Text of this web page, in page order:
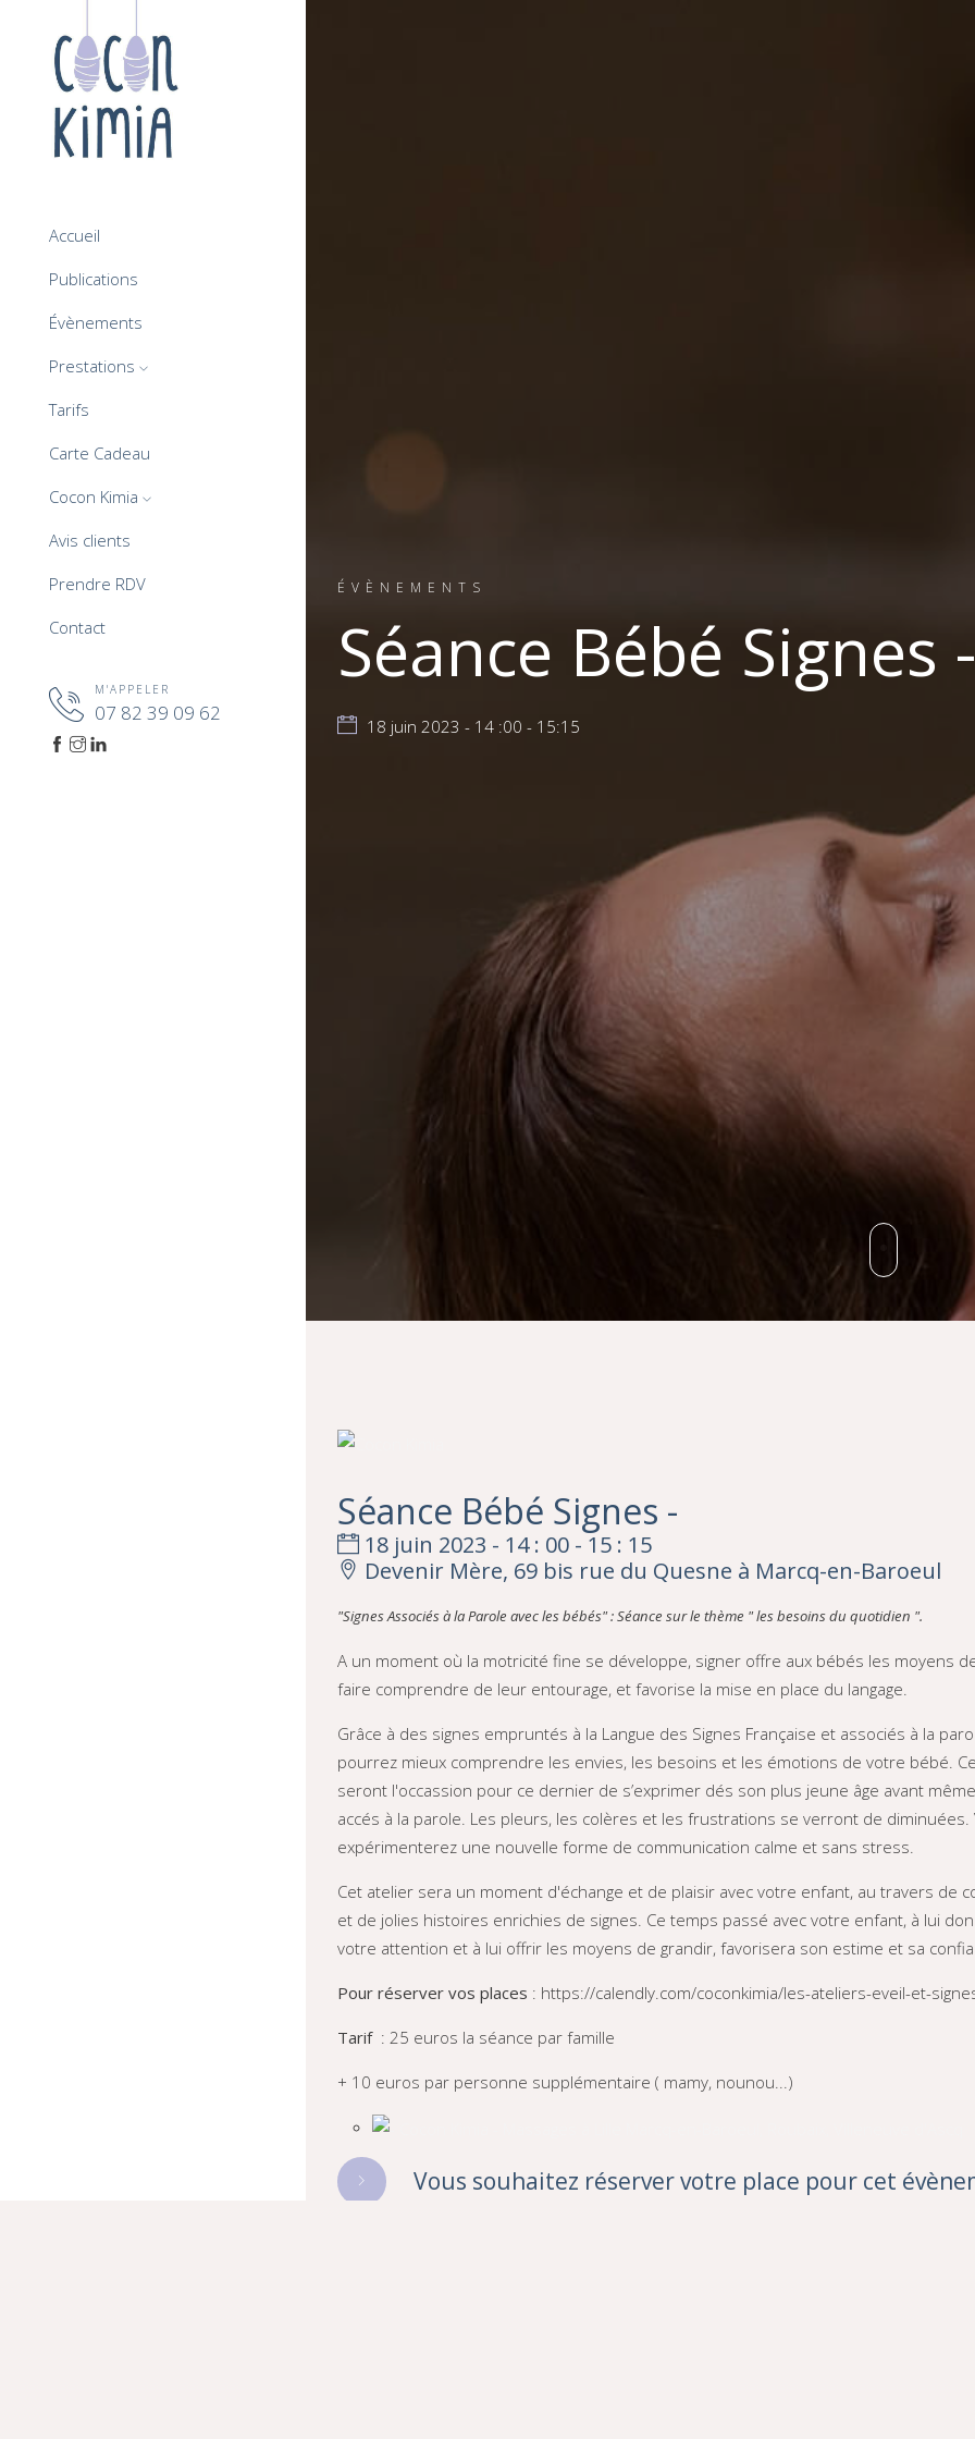
Accueil
Publications
Évènements
Prestations
Tarifs
Carte Cadeau
Cocon Kimia
Avis clients
Prendre RDV
Contact
M'APPELER
07 82 39 09 62
ÉVÈNEMENTS
Séance Bébé Signes -
18 juin 2023 - 14 :00 - 15:15
Séance Bébé Signes -
18 juin 2023 - 14 : 00 - 15 : 15
Devenir Mère, 69 bis rue du Quesne à Marcq-en-Baroeul
"Signes Associés à la Parole avec les bébés" : Séance sur le thème " les besoins du quotidien ".
A un moment où la motricité fine se développe, signer offre aux bébés les moyens
faire comprendre de leur entourage, et favorise la mise en place du langage.
Grâce à des signes empruntés à la Langue des Signes Française et associés à la
pourrez mieux comprendre les envies, les besoins et les émotions de votre bébé.
seront l'occassion pour ce dernier de s’exprimer dés son plus jeune âge avant
accés à la parole. Les pleurs, les colères et les frustrations se verront de diminuées.
expérimenterez une nouvelle forme de communication calme et sans stress.
Cet atelier sera un moment d'échange et de plaisir avec votre enfant, au travers de
et de jolies histoires enrichies de signes. Ce temps passé avec votre enfant, à lui
votre attention et à lui offrir les moyens de grandir, favorisera son estime et sa
Pour réserver vos places : https://calendly.com/coconkimia/les-ateliers-eveil-et-
Tarif : 25 euros la séance par famille
+ 10 euros par personne supplémentaire ( mamy, nounou...)
Vous souhaitez réserver votre place pour cet